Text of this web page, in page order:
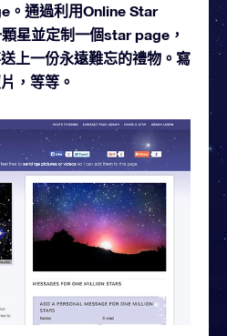
。通過利用Online Star
星並定制一個star page，
上一份永遠難忘的禮物。寫
，等等。